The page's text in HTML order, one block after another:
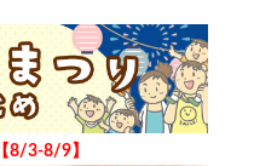
【8/3-8/9】